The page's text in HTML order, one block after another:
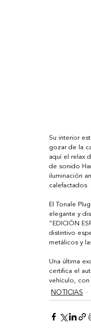
Su interior
gozar de la
aquí el relax
de sonido
iluminación
calefactados.
El Tonale
elegante y
“EDICIÓN
distintivo
metálicos y
Una última
certifica el
vehículo, con
NOTICIAS